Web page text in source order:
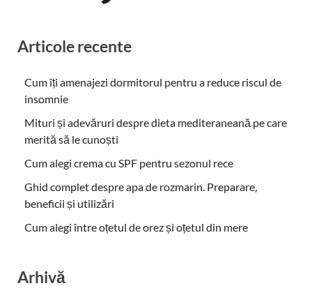
Articole recente
Cum îți amenajezi dormitorul pentru a reduce riscul de
insomnie
Mituri și adevăruri despre dieta mediteraneană pe care
merită să le cunoști
Cum alegi crema cu SPF pentru sezonul rece
Ghid complet despre apa de rozmarin. Preparare,
beneficii și utilizări
Cum alegi între oțetul de orez și oțetul din mere
Arhivă